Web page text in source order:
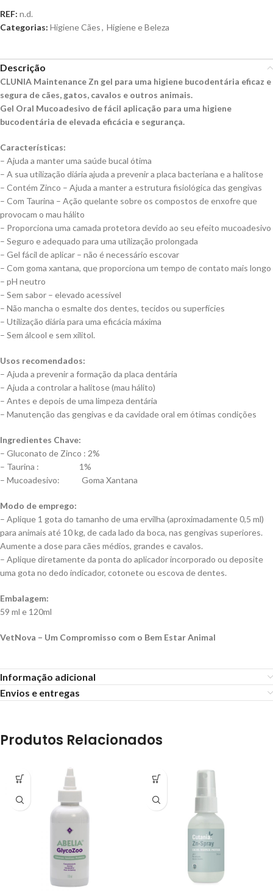
REF: n.d.
Categorias: Higiene Cães, Higiene e Beleza
Descrição
CLUNIA Maintenance Zn gel para uma higiene bucodentária eficaz e
segura de cães, gatos, cavalos e outros animais.
Gel Oral Mucoadesivo de fácil aplicação para uma higiene
bucodentária de elevada eficácia e segurança.
Características:
– Ajuda a manter uma saúde bucal ótima
– A sua utilização diária ajuda a prevenir a placa bacteriana e a halitose
– Contém Zinco – Ajuda a manter a estrutura fisiológica das gengivas
– Com Taurina – Ação quelante sobre os compostos de enxofre que
provocam o mau hálito
– Proporciona uma camada protetora devido ao seu efeito mucoadesivo
– Seguro e adequado para uma utilização prolongada
– Gel fácil de aplicar – não é necessário escovar
– Com goma xantana, que proporciona um tempo de contato mais longo
– pH neutro
– Sem sabor – elevado acessível
– Não mancha o esmalte dos dentes, tecidos ou superfícies
– Utilização diária para uma eficácia máxima
– Sem álcool e sem xilitol.
Usos recomendados:
– Ajuda a prevenir a formação da placa dentária
– Ajuda a controlar a halitose (mau hálito)
– Antes e depois de uma limpeza dentária
– Manutenção das gengivas e da cavidade oral em ótimas condições
Ingredientes Chave:
– Gluconato de Zinco : 2%
– Taurina : 1%
– Mucoadesivo: Goma Xantana
Modo de emprego:
– Aplique 1 gota do tamanho de uma ervilha (aproximadamente 0,5 ml)
para animais até 10 kg, de cada lado da boca, nas gengivas superiores.
Aumente a dose para cães médios, grandes e cavalos.
– Aplique diretamente da ponta do aplicador incorporado ou deposite
uma gota no dedo indicador, cotonete ou escova de dentes.
Embalagem:
59 ml e 120ml
VetNova – Um Compromisso com o Bem Estar Animal
Informação adicional
Envios e entregas
Produtos Relacionados